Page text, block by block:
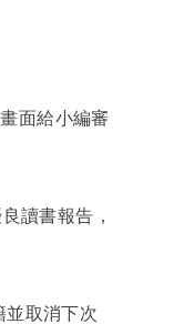
面給小編審
讀書報告，
並取消下次